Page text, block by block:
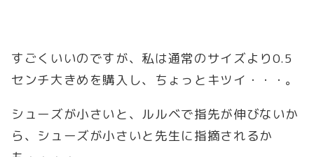
すごくいいのですが、私は通常のサイズより0.5
センチ大きめを購入し、ちょっとキツイ・・・。
シューズが小さいと、ルルベで指先が伸びないか
ら、シューズが小さいと先生に指摘されるか